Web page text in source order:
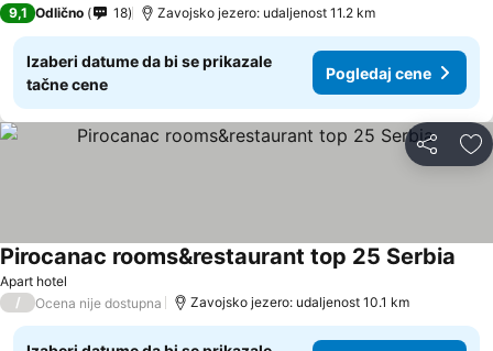
9,1 Odlično 18 Zavojsko jezero: udaljenost 11.2 km
Izaberi datume da bi se prikazale
tačne cene
Pogledaj cene
Deli
Apart hotel
Pirocanac rooms&restaurant top 25 Serbia
/ Ocena nije dostupna Zavojsko jezero: udaljenost 10.1 km